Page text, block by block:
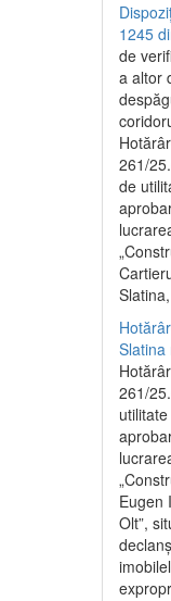
1245
de
a altor
261/
de
Slatina
261/
Eugen
Olt”,